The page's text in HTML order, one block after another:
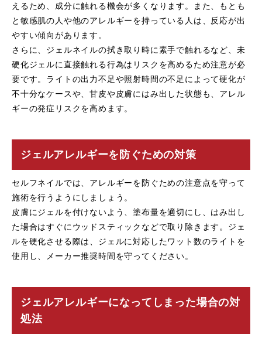
えるため、成分に触れる機会が多くなります。また、もとも
と敏感肌の人や他のアレルギーを持っている人は、反応が出
やすい傾向があります。
さらに、ジェルネイルの拭き取り時に素手で触れるなど、未
硬化ジェルに直接触れる行為はリスクを高めるため注意が必
要です。ライトの出力不足や照射時間の不足によって硬化が
不十分なケースや、甘皮や皮膚にはみ出した状態も、アレル
ギーの発症リスクを高めます。
ジェルアレルギーを防ぐための対策
セルフネイルでは、アレルギーを防ぐための注意点を守って
施術を行うようにしましょう。
皮膚にジェルを付けないよう、塗布量を適切にし、はみ出し
た場合はすぐにウッドスティックなどで取り除きます。ジェ
ルを硬化させる際は、ジェルに対応したワット数のライトを
使用し、メーカー推奨時間を守ってください。
ジェルアレルギーになってしまった場合の対
処法